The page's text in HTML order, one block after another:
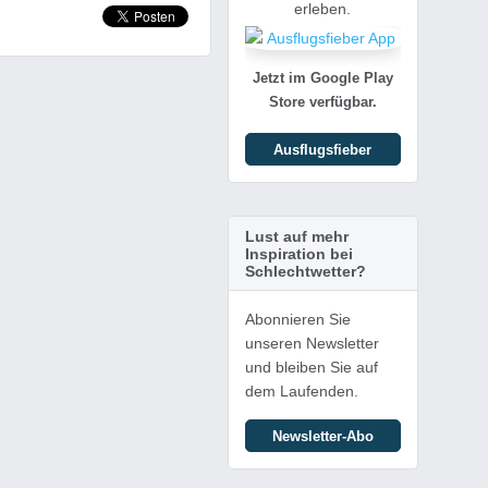
erleben.
Jetzt im Google Play
Store verfügbar.
Ausflugsfieber
Lust auf mehr
Inspiration bei
Schlechtwetter?
Abonnieren Sie
unseren Newsletter
und bleiben Sie auf
dem Laufenden.
Newsletter-Abo